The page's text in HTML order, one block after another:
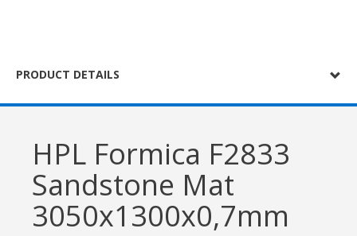
PRODUCT DETAILS
HPL Formica F2833
Sandstone Mat
3050x1300x0,7mm